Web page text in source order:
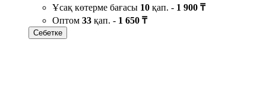
Ұсақ көтерме бағасы 10 қап. - 1 900 ₸
Оптом 33 қап. - 1 650 ₸
Себетке